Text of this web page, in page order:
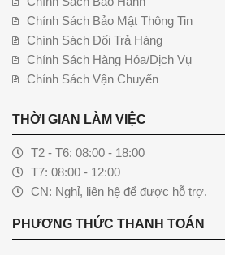
Chính Sách Bảo Mật Thông Tin
Chính Sách Đổi Trả Hàng
Chính Sách Hàng Hóa/Dịch Vụ
Chính Sách Vận Chuyển
THỜI GIAN LÀM VIỆC
T2 - T6: 08:00 - 18:00
T7: 08:00 - 12:00
CN: Nghỉ, liên hệ để được hỗ trợ.
PHƯƠNG THỨC THANH TOÁN